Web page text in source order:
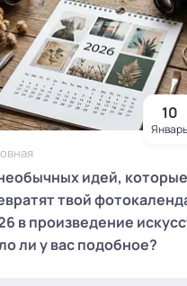
10
Январь
идей, которые
твой
в произведение
ли у вас подобное?